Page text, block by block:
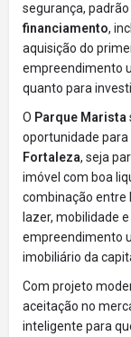
segurança,
financiamento,
aquisição do
empreendimento
quanto para
O Parque Marista
oportunidade para
Fortaleza, seja
imóvel com boa
combinação entre
lazer, mobilidade
empreendimento
imobiliário da
Com projeto
aceitação no
inteligente para